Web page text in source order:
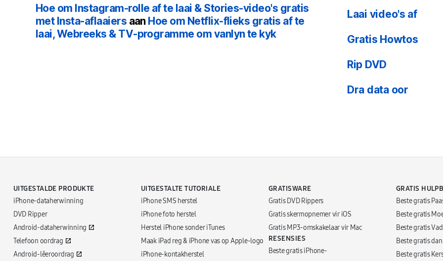
Hoe om Instagram-rolle af te laai & Stories-video's gratis
met Insta-aflaaiers aan Hoe om Netflix-flieks gratis af te
laai, Webreeks & TV-programme om vanlyn te kyk
Laai video's af
Gratis Howtos
Rip DVD
Dra data oor
UITGESTALDE PRODUKTE
iPhone-dataherwinning
DVD Ripper
Android-dataherwinning
Telefoon oordrag
Android-lêeroordrag
UITGESTALTE TUTORIALE
iPhone SMS herstel
iPhone foto herstel
Herstel iPhone sonder iTunes
Maak iPad reg & iPhone vas op Apple-logo
iPhone-kontakherstel
GRATISWARE
Gratis DVD Rippers
Gratis skermopnemer vir iOS
Gratis MP3-omskakelaar vir Mac
RESENSIES
Beste gratis iPhone-
GRATIS
Beste gratis
Beste gratis
Beste gratis
Beste gratis
Beste gratis